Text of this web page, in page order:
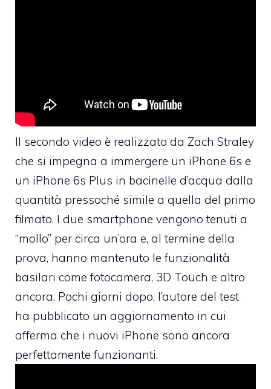
Il secondo video è realizzato da Zach Straley
che si impegna a immergere un iPhone 6s e
un iPhone 6s Plus in bacinelle d’acqua dalla
quantità pressoché simile a quella del primo
filmato. I due smartphone vengono tenuti a
“mollo” per circa un’ora e, al termine della
prova, hanno mantenuto le funzionalità
basilari come fotocamera, 3D Touch e altro
ancora. Pochi giorni dopo, l’autore del test
ha pubblicato un aggiornamento in cui
afferma che i nuovi iPhone sono ancora
perfettamente funzionanti.